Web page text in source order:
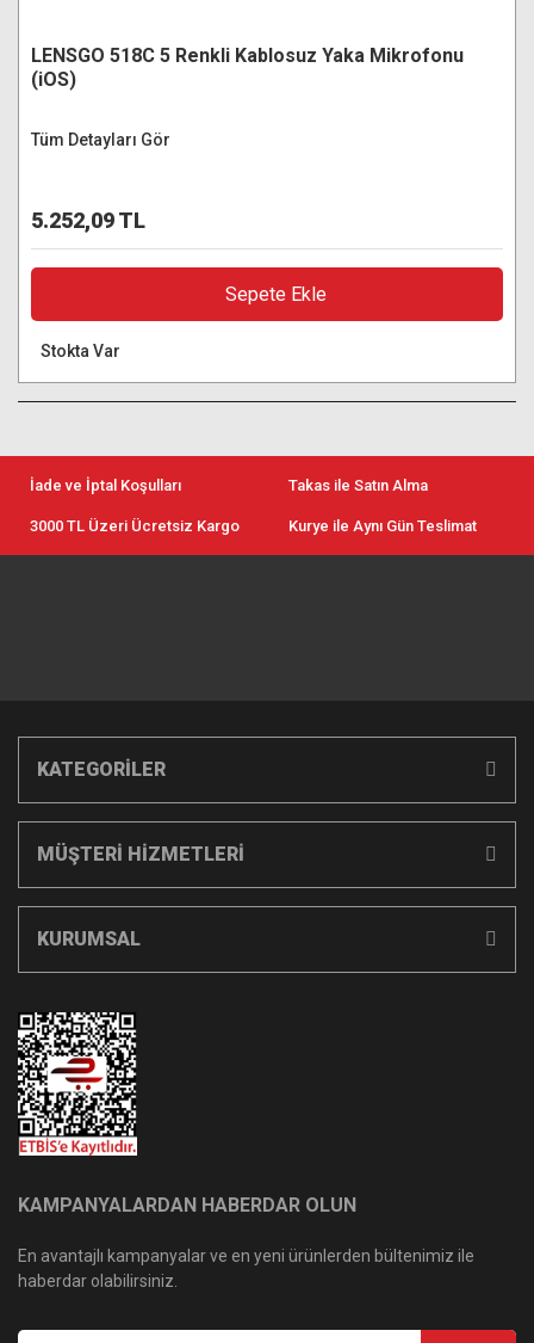
LENSGO 518C 5 Renkli Kablosuz Yaka Mikrofonu
(iOS)
Tüm Detayları Gör
5.252,09 TL
Sepete Ekle
Stokta Var
İade ve İptal Koşulları Takas ile Satın Alma
3000 TL Üzeri Ücretsiz Kargo Kurye ile Aynı Gün Teslimat
KATEGORİLER
MÜŞTERİ HİZMETLERİ
KURUMSAL
KAMPANYALARDAN HABERDAR OLUN
En avantajlı kampanyalar ve en yeni ürünlerden bültenimiz ile
haberdar olabilirsiniz.